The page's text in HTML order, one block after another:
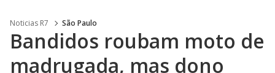
Noticias R7 São Paulo
Bandidos roubam moto de
madrugada, mas dono